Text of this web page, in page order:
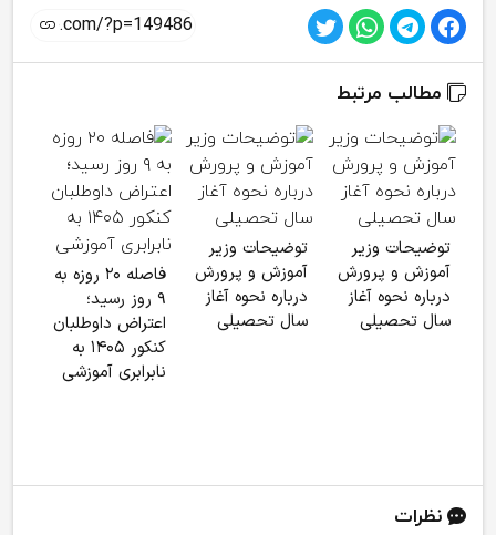
مطالب مرتبط
توضیحات وزیر
آموزش و پرورش
درباره نحوه آغاز
سال تحصیلی
توضیحات وزیر
آموزش و پرورش
درباره نحوه آغاز
سال تحصیلی
فاصله ۲۰ روزه به
۹ روز رسید؛
اعتراض داوطلبان
کنکور ۱۴۰۵ به
نابرابری آموزشی
نظرات